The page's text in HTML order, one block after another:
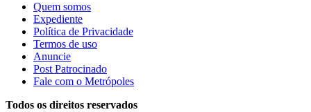
Quem somos
Expediente
Política de Privacidade
Termos de uso
Anuncie
Post Patrocinado
Fale com o Metrópoles
Todos os direitos reservados